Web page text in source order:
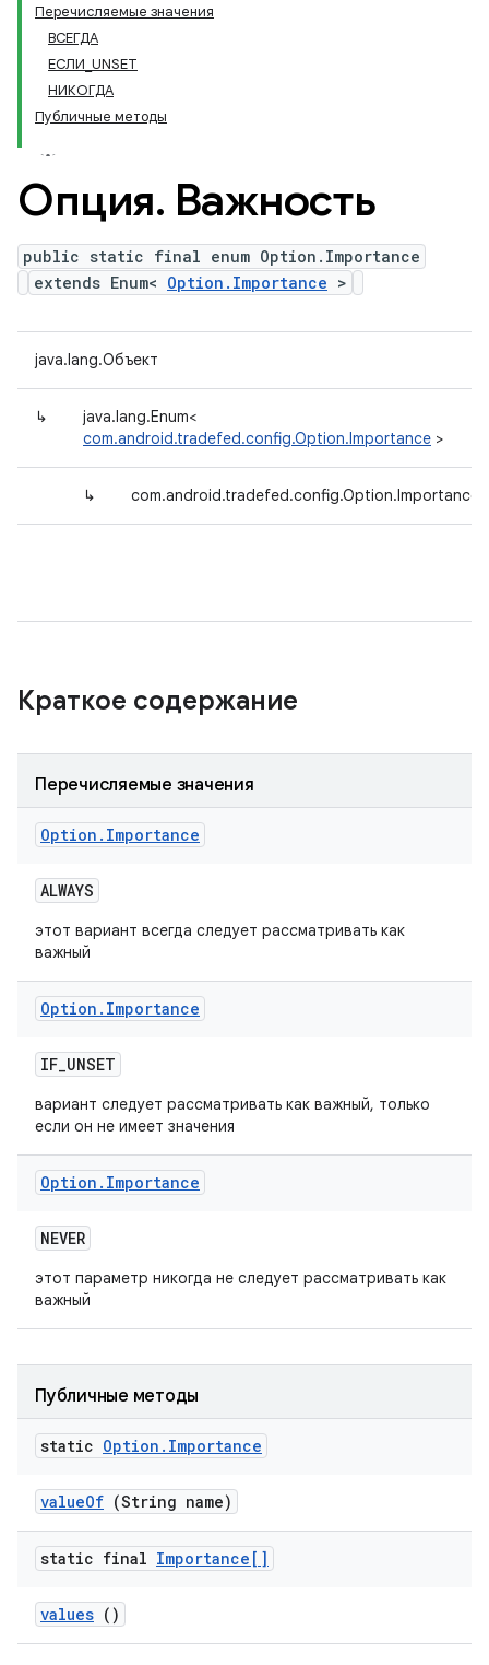
Перечисляемые значения
ВСЕГДА
ЕСЛИ UNSET
НИКОГДА
Публичные методы
Опция. Важность
public static final enum Option.Importance
extends Enum< Option.Importance >
java.lang.Объект
↳
java.lang.Enum<
com.android.tradefed.config.Option.Importance >
↳ com.android.tradefed.config.Option.Importance
Краткое содержание
Перечисляемые значения
Option . Importance
ALWAYS
этот вариант всегда следует рассматривать как
важный
Option . Importance
IF_UNSET
вариант следует рассматривать как важный, только
если он не имеет значения
Option . Importance
NEVER
этот параметр никогда не следует рассматривать как
важный
Публичные методы
static Option . Importance
valueOf (String name)
static final Importance[]
values ()